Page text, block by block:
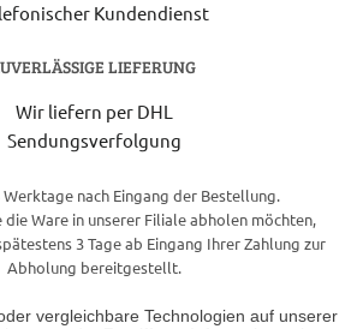
vergleichbare Technologien auf unserer
Kundendienst
LIEFERUNG
Wir liefern per DHL
Sendungsverfolgung
nach Eingang der Bestellung.
die Ware in unserer Filiale abholen möchten,
3 Tage ab Eingang Ihrer Zahlung zur
Abholung bereitgestellt.